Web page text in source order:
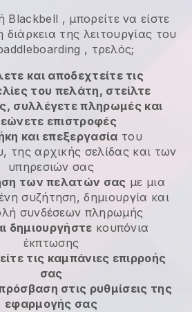
Blackbell , μπορείτε να είστε
διάρκεια της λειτουργίας του
, τρελός;
και αποδεχτείτε τις
του πελάτη, στείλτε
συλλέγετε πληρωμές και
επιστροφές
και επεξεργασία του
της αρχικής σελίδας και των
υπηρεσιών σας
των πελατών σας με μια
συζήτηση, δημιουργία και
συνδέσεων πληρωμής
δημιουργήστε κουπόνια
έκπτωσης
τις καμπάνιες επιρροής
σας
στις ρυθμίσεις της
εφαρμογής σας